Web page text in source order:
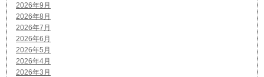
2026年9月
2026年8月
2026年7月
2026年6月
2026年5月
2026年4月
2026年3月